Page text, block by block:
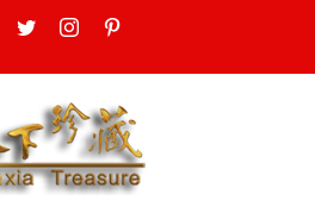
Facebook
TwitterInstagram